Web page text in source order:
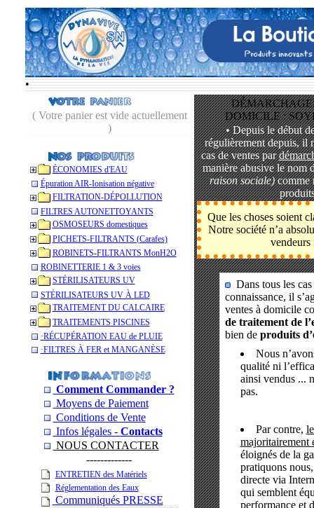
•
( Votre panier est vide actuellement
)
ÉCONOMIES d'EAU
Épuration AIR-Ionisation négative
FILTRATION-DÉPOLLUTION
FILTRES AUTONETTOYANTS
OSMOSEURS domestiques
PICHETS-FILTRANTS (Carafes)
ROBINETS-FILTRANTS MonH2O
ROBINETTERIE 1 & 3 voies
STÉRILISATEURS UV
STÉRILISATEURS UV À LED
TRAITEMENT DU CALCAIRE
TRAITEMENTS PISCINES
­·RÉCUPÉRATION EAU de PLUIE
­·­FILTRES À FER et MANGANÈSE
Comment Commander ?
Moyens de Paiement
Conditions de Vente
Infos légales - Contacts
NOUS CONTACTER
-------------
ENTRETIEN des Matériels
Réglementation des Eaux
Communiqués PRESSE
DOMICILE :
• Depuis le début
régulièrement depuis, il
cas de ventes par
manière abusive le
raison sociale)comme
Que les choses soient
Notre société n’a
Dans tous les cas
connaissance, il
ventes à domicile
de traitement de
bien de produits
Nous
qualité ni
ainsi vendus ...
pas.
Par contre,
majoritairement
éloignés de la
pratiquons
directe via
qui semblent
performance et